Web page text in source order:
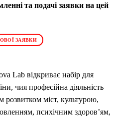
та подачі заявки на цей
ЗАЯВКИ
Lab відкриває набір для
чия професійна діяльність
розвитком міст, культурою,
психічним здоров’ям,